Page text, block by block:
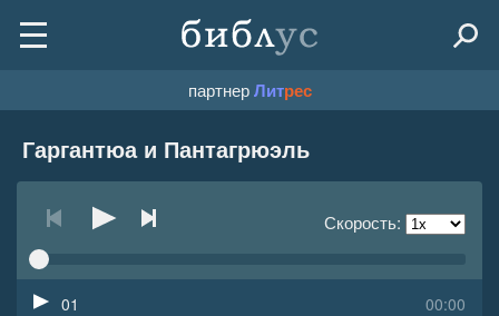
партнерЛитрес
Гаргантюа и Пантагрюэль
Скорость:
00:00
01